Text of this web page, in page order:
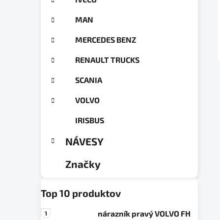
MAN
MERCEDES BENZ
RENAULT TRUCKS
SCANIA
VOLVO
IRISBUS
NÁVESY
Značky
Top 10 produktov
nárazník pravý VOLVO FH